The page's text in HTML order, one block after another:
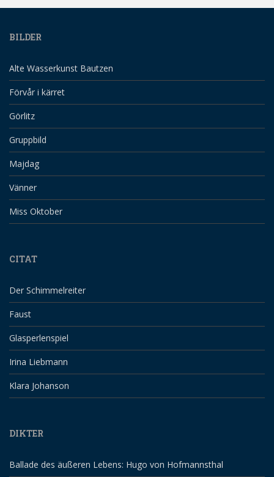
BILDER
Alte Wasserkunst Bautzen
Förvår i kärret
Görlitz
Gruppbild
Majdag
Vänner
Miss Oktober
CITAT
Der Schimmelreiter
Faust
Glasperlenspiel
Irina Liebmann
Klara Johanson
DIKTER
Ballade des äußeren Lebens: Hugo von Hofmannsthal